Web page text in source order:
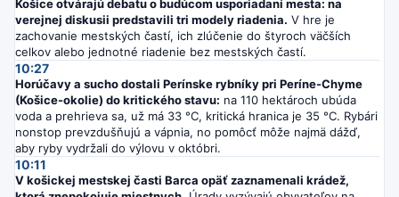
Košice otvárajú debatu o budúcom usporiadaní mesta: na
verejnej diskusii predstavili tri modely riadenia. V hre je
zachovanie mestských častí, ich zlúčenie do štyroch väčších
celkov alebo jednotné riadenie bez mestských častí.
10:27
Horúčavy a sucho dostali Perínske rybníky pri Períne-Chyme
(Košice-okolie) do kritického stavu: na 110 hektároch ubúda
voda a prehrieva sa, už má 33 °C, kritická hranica je 35 °C. Rybári
nonstop prevzdušňujú a vápnia, no pomôcť môže najmä dážď,
aby ryby vydržali do výlovu v októbri.
10:11
V košickej mestskej časti Barca opäť zaznamenali krádež,